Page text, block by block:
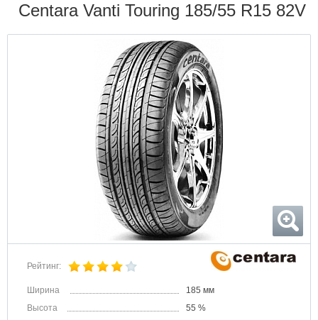
Centara Vanti Touring 185/55 R15 82V
Рейтинг:
Ширина
185 мм
Высота
55 %